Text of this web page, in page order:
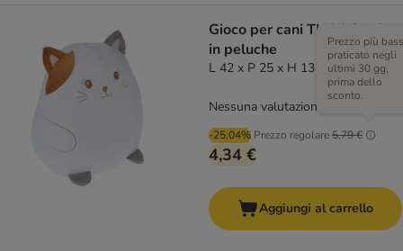
Gioco per cani TIAKI Gattino
in peluche
L 42 x P 25 x H 13 cm
-25.04% Prezzo regolare5,79 €
Prezzo più
praticato negli
ultimi 30 gg,
prima dello
sconto.
4,34 €
Nessuna valutazione
Aggiungi al carrello